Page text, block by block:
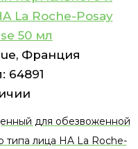
La Roche-Posay
50 мл
Франция
64891
для обезвоженной
типа лица HA La Roche-